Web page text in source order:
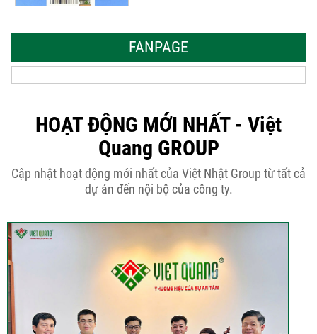
đẹp, sang...
50m2...
Những điều cần biết khi thiết kế nhà
phố 5...
Cập nhật xu thế thiết kế nhà phố 5
tầng...
Các thiết kế nhà phố 2 tầng 110m2
đơn giản,...
FANPAGE
HOẠT ĐỘNG MỚI NHẤT - Việt
Quang GROUP
Cập nhật hoạt động mới nhất của Việt Nhật Group từ tất cả
dự án đến nội bộ của công ty.